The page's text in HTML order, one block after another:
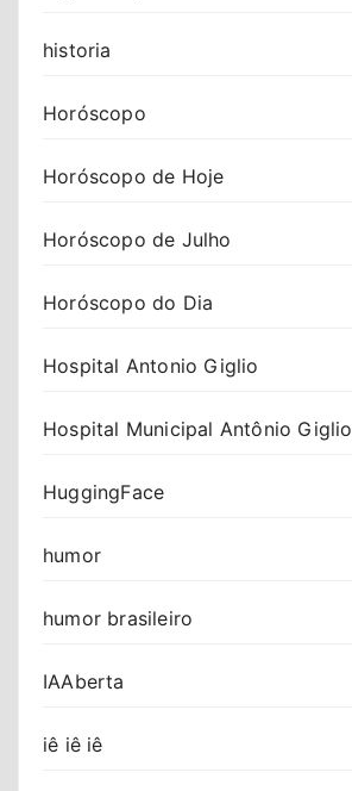
historia
Horóscopo
Horóscopo de Hoje
Horóscopo de Julho
Horóscopo do Dia
Hospital Antonio Giglio
Hospital Municipal Antônio Giglio
HuggingFace
humor
humor brasileiro
IAAberta
iê iê iê